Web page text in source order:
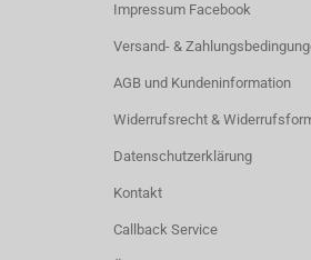
Impressum Facebook
Versand- &
AGB und Kundeninformation
Widerrufsrecht &
Datenschutzerklärung
Kontakt
Callback Service